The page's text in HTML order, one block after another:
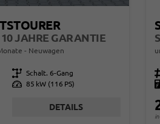
JAHRE GARANTIE
Neuwagen
Getriebe Schalt. 6-Gang
Leistung 85 kW (116 PS)
DETAILS